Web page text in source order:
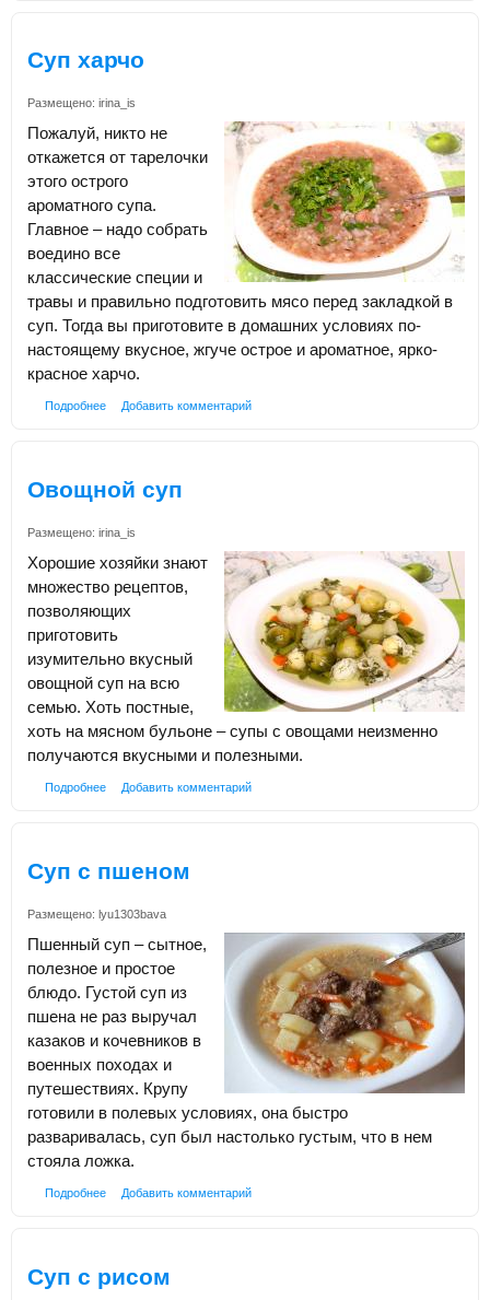
Суп харчо
Размещено: irina_is
Пожалуй, никто не
откажется от тарелочки
этого острого
ароматного супа.
Главное – надо собрать
воедино все
классические специи и
травы и правильно подготовить мясо перед закладкой в
суп. Тогда вы приготовите в домашних условиях по-
настоящему вкусное, жгуче острое и ароматное, ярко-
красное харчо.
Подробнее Добавить комментарий
Овощной суп
Размещено: irina_is
Хорошие хозяйки знают
множество рецептов,
позволяющих
приготовить
изумительно вкусный
овощной суп на всю
семью. Хоть постные,
хоть на мясном бульоне – супы с овощами неизменно
получаются вкусными и полезными.
Подробнее Добавить комментарий
Суп с пшеном
Размещено: lyu1303bava
Пшенный суп – сытное,
полезное и простое
блюдо. Густой суп из
пшена не раз выручал
казаков и кочевников в
военных походах и
путешествиях. Крупу
готовили в полевых условиях, она быстро
разваривалась, суп был настолько густым, что в нем
стояла ложка.
Подробнее Добавить комментарий
Суп с рисом